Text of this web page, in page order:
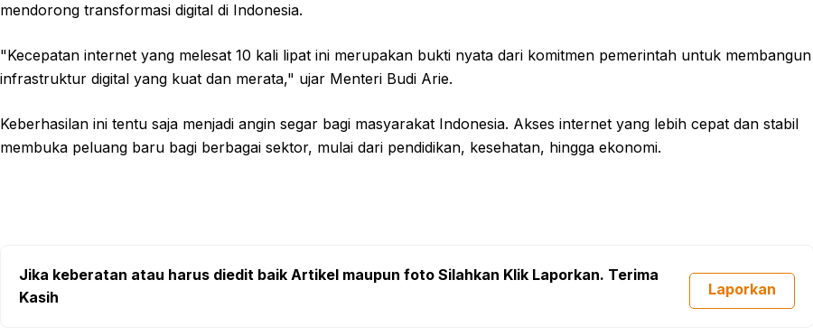
mendorong transformasi digital di Indonesia.
"Kecepatan internet yang melesat 10 kali lipat ini merupakan bukti nyata dari komitmen pemerintah untuk membangun
infrastruktur digital yang kuat dan merata," ujar Menteri Budi Arie.
Keberhasilan ini tentu saja menjadi angin segar bagi masyarakat Indonesia. Akses internet yang lebih cepat dan stabil
membuka peluang baru bagi berbagai sektor, mulai dari pendidikan, kesehatan, hingga ekonomi.
Jika keberatan atau harus diedit baik Artikel maupun foto Silahkan Klik Laporkan. Terima
Kasih
Laporkan